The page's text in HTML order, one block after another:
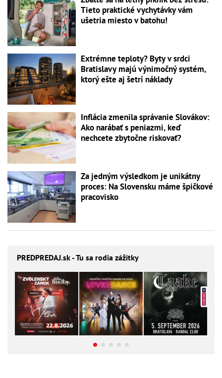
Tieto praktické vychytávky vám
ušetria miesto v batohu!
Extrémne teploty? Byty v srdci
Bratislavy majú výnimočný systém,
ktorý ešte aj šetrí náklady
Inflácia zmenila správanie Slovákov:
Ako narábať s peniazmi, keď
nechcete zbytočne riskovať?
Za jedným výsledkom je unikátny
proces: Na Slovensku máme špičkové
pracovisko
PREDPREDAJ.sk - Tu sa rodia zážitky